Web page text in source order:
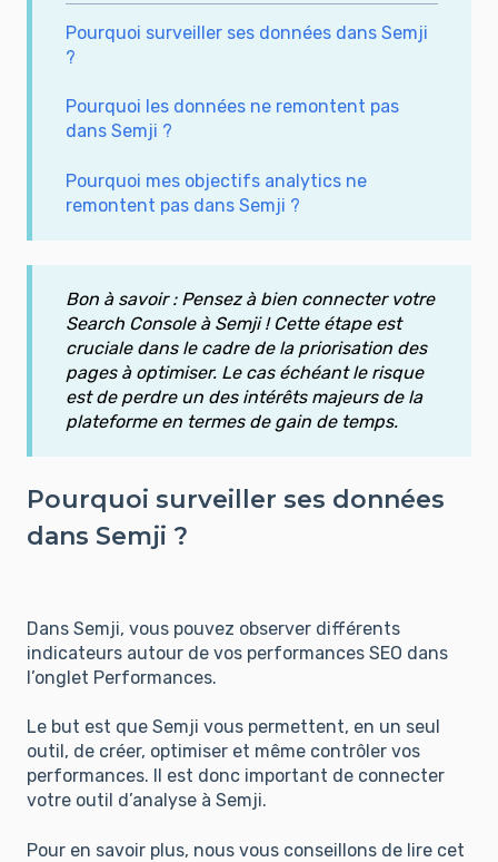
Pourquoi surveiller ses données dans Semji
?
Pourquoi les données ne remontent pas
dans Semji ?
Pourquoi mes objectifs analytics ne
remontent pas dans Semji ?
Bon à savoir : Pensez à bien connecter votre
Search Console à Semji ! Cette étape est
cruciale dans le cadre de la priorisation des
pages à optimiser. Le cas échéant le risque
est de perdre un des intérêts majeurs de la
plateforme en termes de gain de temps.
Pourquoi surveiller ses données
dans Semji ?
Dans Semji, vous pouvez observer différents
indicateurs autour de vos performances SEO dans
l’onglet Performances.
Le but est que Semji vous permettent, en un seul
outil, de créer, optimiser et même contrôler vos
performances. Il est donc important de connecter
votre outil d’analyse à Semji.
Pour en savoir plus, nous vous conseillons de lire cet